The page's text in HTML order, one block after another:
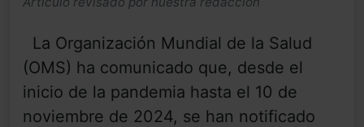
La Organización Mundial de la Salud
(OMS) ha comunicado que, desde el
inicio de la pandemia hasta el 10 de
noviembre de 2024, se han notificado